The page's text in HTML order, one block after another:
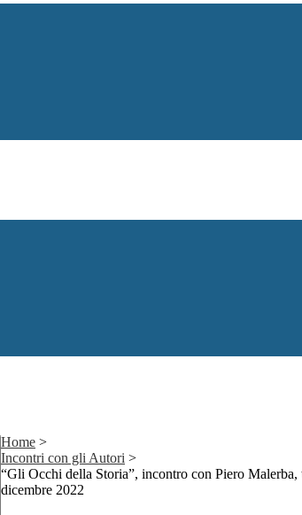
Home >
Incontri con gli Autori >
“Gli Occhi della Storia”, incontro con Piero Malerba,
dicembre 2022